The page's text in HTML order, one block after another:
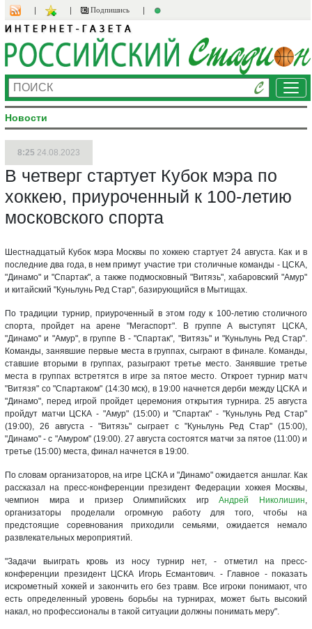
Подпишись
Новости
8:25 24.08.2023
В четверг стартует Кубок мэра по
хоккею, приуроченный к 100-летию
московского спорта
Шестнадцатый Кубок мэра Москвы по хоккею стартует 24 августа. Как и в
последние два года, в нем примут участие три столичные команды - ЦСКА,
"Динамо" и "Спартак", а также подмосковный "Витязь", хабаровский "Амур"
и китайский "Куньлунь Ред Стар", базирующийся в Мытищах.
По традиции турнир, приуроченный в этом году к 100-летию столичного
спорта, пройдет на арене "Мегаспорт". В группе А выступят ЦСКА,
"Динамо" и "Амур", в группе B - "Спартак", "Витязь" и "Куньлунь Ред Стар".
Команды, занявшие первые места в группах, сыграют в финале. Команды,
ставшие вторыми в группах, разыграют третье место. Занявшие третье
места в группах встретятся в игре за пятое место. Откроет турнир матч
"Витязя" со "Спартаком" (14:30 мск), в 19:00 начнется дерби между ЦСКА и
"Динамо", перед игрой пройдет церемония открытия турнира. 25 августа
пройдут матчи ЦСКА - "Амур" (15:00) и "Спартак" - "Куньлунь Ред Стар"
(19:00), 26 августа - "Витязь" сыграет с "Куньлунь Ред Стар" (15:00),
"Динамо" - с "Амуром" (19:00). 27 августа состоятся матчи за пятое (11:00) и
третье (15:00) места, финал начнется в 19:00.
По словам организаторов, на игре ЦСКА и "Динамо" ожидается аншлаг. Как
рассказал на пресс-конференции президент Федерации хоккея Москвы,
чемпион мира и призер Олимпийских игрАндрей Николишин,
организаторы проделали огромную работу для того, чтобы на
предстоящие соревнования приходили семьями, ожидается немало
развлекательных мероприятий.
"Задачи выиграть кровь из носу турнир нет, - отметил на пресс-
конференции президент ЦСКА Игорь Есмантович. - Главное - показать
искрометный хоккей и закончить его без травм. Все игроки понимают, что
есть определенный уровень борьбы на турнирах, может быть высокий
накал, но профессионалы в такой ситуации должны понимать меру".